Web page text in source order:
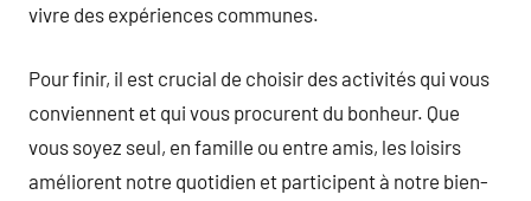
vivre des expériences communes.
Pour finir, il est crucial de choisir des activités qui vous
conviennent et qui vous procurent du bonheur. Que
vous soyez seul, en famille ou entre amis, les loisirs
améliorent notre quotidien et participent à notre bien-